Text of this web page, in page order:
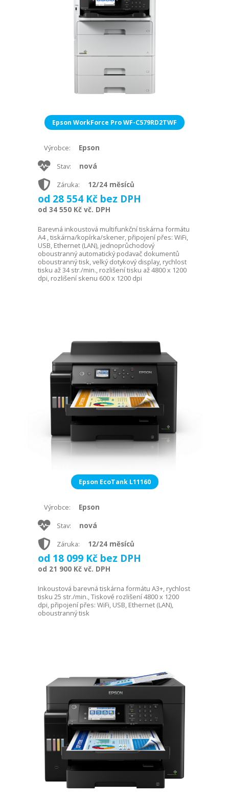
Epson WorkForce Pro WF-C579RD2TWF
Výrobce: Epson
Stav: nová
Záruka: 12/24 měsíců
od 28 554 Kč bez DPH
od 34 550 Kč vč. DPH
Barevná inkoustová multifunkční tiskárna formátu
A4 , tiskárna/kopírka/skener, připojení přes: WiFi,
USB, Ethernet (LAN), jednoprůchodový
oboustranný automatický podavač dokumentů
oboustranný tisk, velký dotykový display, rychlost
tisku až 34 str./min., rozlišení tisku až 4800 x 1200
dpi, rozlišení skenu 600 x 1200 dpi
Epson EcoTank L11160
Výrobce: Epson
Stav: nová
Záruka: 12/24 měsíců
od 18 099 Kč bez DPH
od 21 900 Kč vč. DPH
Inkoustová barevná tiskárna formátu A3+, rychlost
tisku 25 str./min., Tiskové rozlišení 4800 x 1200
dpi, připojení přes: WiFi, USB, Ethernet (LAN),
oboustranný tisk